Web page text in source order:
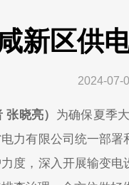
新区供
2024-07-
晓亮） 为确保夏季
力有限公司统一部署
度，深入开展输变